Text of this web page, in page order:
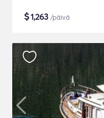
$1,263 /päivä